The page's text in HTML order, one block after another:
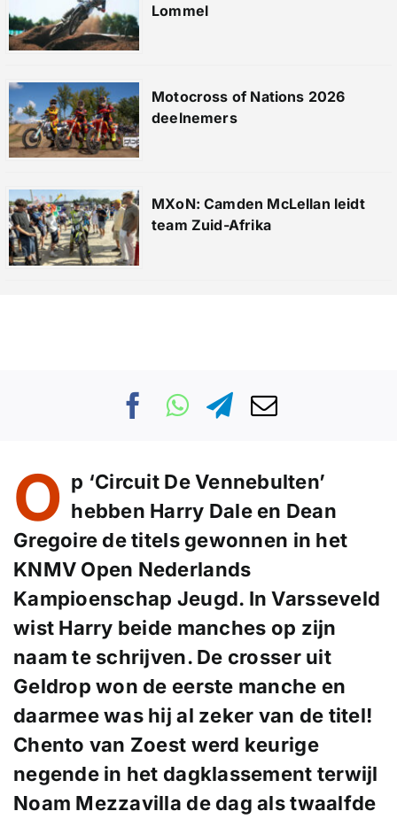
Lommel
Motocross of Nations 2026
deelnemers
MXoN: Camden McLellan leidt
team Zuid-Afrika
O p ‘Circuit De Vennebulten’
hebben Harry Dale en Dean
Gregoire de titels gewonnen in het
KNMV Open Nederlands
Kampioenschap Jeugd. In Varsseveld
wist Harry beide manches op zijn
naam te schrijven. De crosser uit
Geldrop won de eerste manche en
daarmee was hij al zeker van de titel!
Chento van Zoest werd keurige
negende in het dagklassement terwijl
Noam Mezzavilla de dag als twaalfde